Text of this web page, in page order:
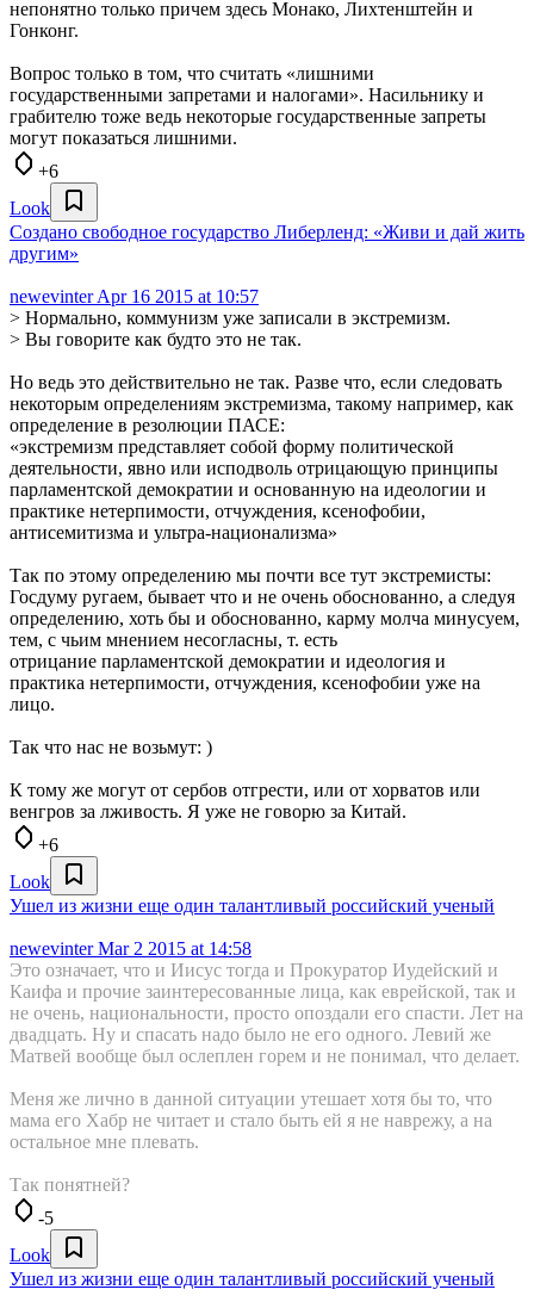
непонятно только причем здесь Монако, Лихтенштейн и
Гонконг.
Вопрос только в том, что считать «лишними
государственными запретами и налогами». Насильнику и
грабителю тоже ведь некоторые государственные запреты
могут показаться лишними.
+6
Look
Создано свободное государство Либерленд: «Живи и дай жить
другим»
newevinterApr 16 2015 at 10:57
> Нормально, коммунизм уже записали в экстремизм.
> Вы говорите как будто это не так.
Но ведь это действительно не так. Разве что, если следовать
некоторым определениям экстремизма, такому например, как
определение в резолюции ПАСЕ:
«экстремизм представляет собой форму политической
деятельности, явно или исподволь отрицающую принципы
парламентской демократии и основанную на идеологии и
практике нетерпимости, отчуждения, ксенофобии,
антисемитизма и ультра-национализма»
Так по этому определению мы почти все тут экстремисты:
Госдуму ругаем, бывает что и не очень обоснованно, а следуя
определению, хоть бы и обоснованно, карму молча минусуем,
тем, с чьим мнением несогласны, т. есть
отрицание парламентской демократии и идеология и
практика нетерпимости, отчуждения, ксенофобии уже на
лицо.
Так что нас не возьмут: )
К тому же могут от сербов отгрести, или от хорватов или
венгров за лживость. Я уже не говорю за Китай.
+6
Look
Ушел из жизни еще один талантливый российский ученый
newevinterMar 2 2015 at 14:58
Это означает, что и Иисус тогда и Прокуратор Иудейский и
Каифа и прочие заинтересованные лица, как еврейской, так и
не очень, национальности, просто опоздали его спасти. Лет на
двадцать. Ну и спасать надо было не его одного. Левий же
Матвей вообще был ослеплен горем и не понимал, что делает.
Меня же лично в данной ситуации утешает хотя бы то, что
мама его Хабр не читает и стало быть ей я не наврежу, а на
остальное мне плевать.
Так понятней?
-5
Look
Ушел из жизни еще один талантливый российский ученый